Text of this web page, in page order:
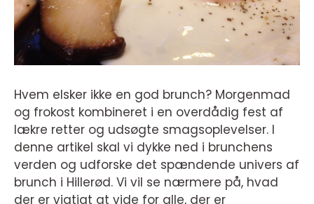
Hvem elsker ikke en god brunch? Morgenmad
og frokost kombineret i en overdådig fest af
lækre retter og udsøgte smagsoplevelser. I
denne artikel skal vi dykke ned i brunchens
verden og udforske det spændende univers af
brunch i Hillerød. Vi vil se nærmere på, hvad
der er vigtigt at vide for alle, der er